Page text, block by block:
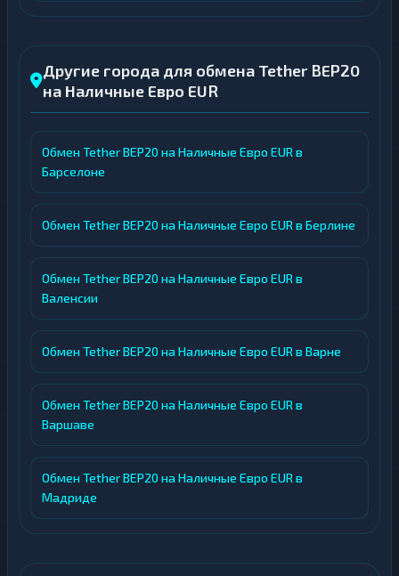
Другие города для обмена Tether BEP20
на Наличные Евро EUR
Обмен Tether BEP20 на Наличные Евро EUR в
Барселоне
Обмен Tether BEP20 на Наличные Евро EUR в Берлине
Обмен Tether BEP20 на Наличные Евро EUR в
Валенсии
Обмен Tether BEP20 на Наличные Евро EUR в Варне
Обмен Tether BEP20 на Наличные Евро EUR в
Варшаве
Обмен Tether BEP20 на Наличные Евро EUR в
Мадриде